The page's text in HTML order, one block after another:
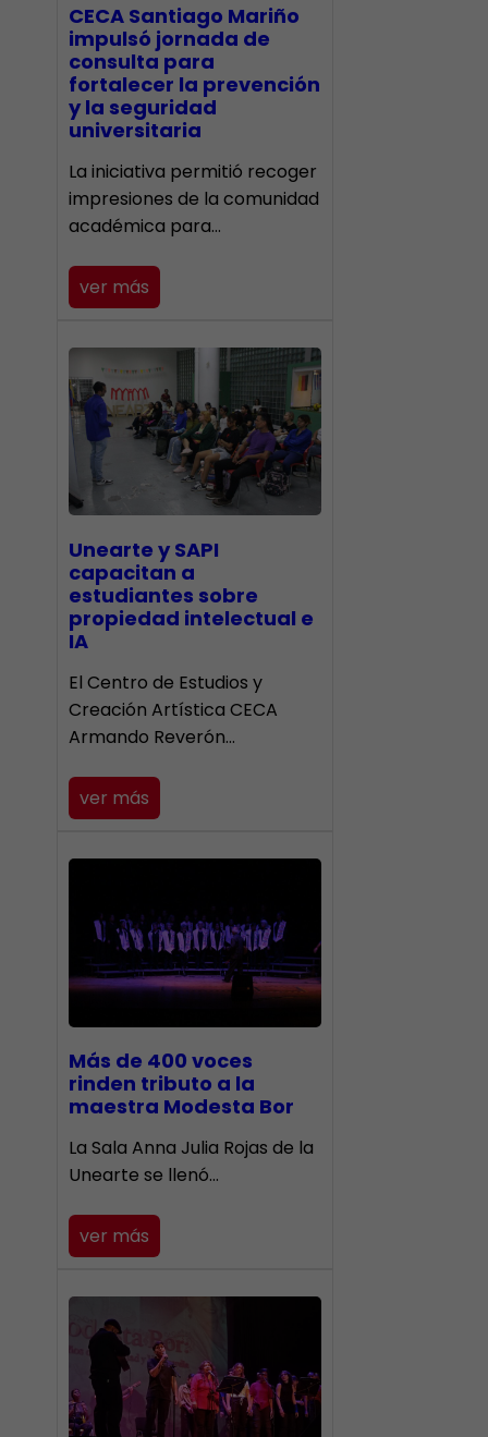
CECA Santiago Mariño
impulsó jornada de
consulta para
fortalecer la prevención
y la seguridad
universitaria
La iniciativa permitió recoger
impresiones de la comunidad
académica para…
ver más
Unearte y SAPI
capacitan a
estudiantes sobre
propiedad intelectual e
IA
El Centro de Estudios y
Creación Artística CECA
Armando Reverón…
ver más
Más de 400 voces
rinden tributo a la
maestra Modesta Bor
​La Sala Anna Julia Rojas de la
Unearte se llenó…
ver más